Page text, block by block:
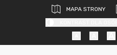
MAPA STRONY